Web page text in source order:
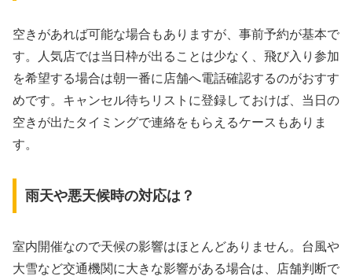
空きがあれば可能な場合もありますが、事前予約が基本で
す。人気店では当日枠が出ることは少なく、飛び入り参加
を希望する場合は朝一番に店舗へ電話確認するのがおすす
めです。キャンセル待ちリストに登録しておけば、当日の
空きが出たタイミングで連絡をもらえるケースもありま
す。
雨天や悪天候時の対応は？
室内開催なので天候の影響はほとんどありません。台風や
大雪など交通機関に大きな影響がある場合は、店舗判断で